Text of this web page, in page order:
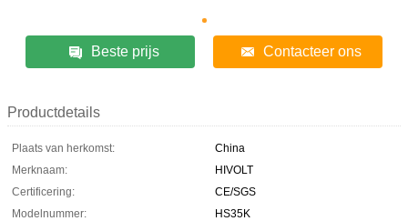
Beste prijs Contacteer ons
Productdetails
Plaats van herkomst:
China
Merknaam:
HIVOLT
Certificering:
CE/SGS
Modelnummer:
HS35K